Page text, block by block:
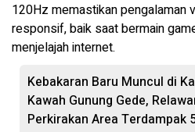
120Hz memastikan pengalaman
responsif, baik saat bermain
menjelajah internet.
Kebakaran Baru Muncul di
Kawah Gunung Gede,
Perkirakan Area Terdampak